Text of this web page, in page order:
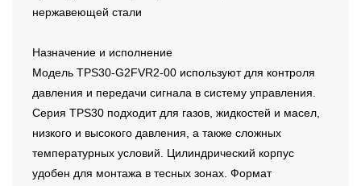
нержавеющей стали
Назначение и исполнение
Модель TPS30-G2FVR2-00 используют для контроля
давления и передачи сигнала в систему управления.
Серия TPS30 подходит для газов, жидкостей и масел,
низкого и высокого давления, а также сложных
температурных условий. Цилиндрический корпус
удобен для монтажа в тесных зонах. Формат